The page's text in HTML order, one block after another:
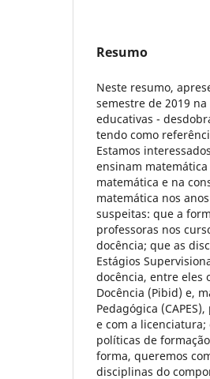
Resumo
Neste resumo,
semestre de 2019
educativas -
tendo como
Estamos
ensinam
matemática e na
matemática nos
suspeitas: que a
professoras nos
docência; que as
Estágios
docência, entre eles
Docência (Pibid) e,
Pedagógica
e com a licenciatura;
políticas de
forma, queremos
disciplinas do